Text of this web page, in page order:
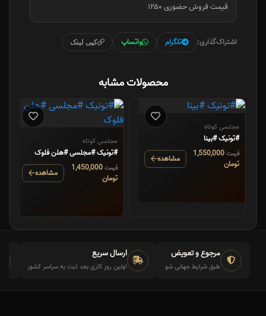
قیمت فروش حضوری ۱۲۵۰
اشتراک‌گذاری: تلگرام واتساپ کپی لینک
محصولات مشابه
مجلسی کوتاه
#تونیک #بینا
قیمت1,550,000
تومان
مشاهده
مجلسی کوتاه
#تونیک #مجلسی #هلن فلوک
قیمت 1,450,000
تومان
مشاهده
مرجوع و تعویض
طبق شرایط جهانی شو
ارسال سریع
اولین روز کاری بعد ثبت به سراسر کشور